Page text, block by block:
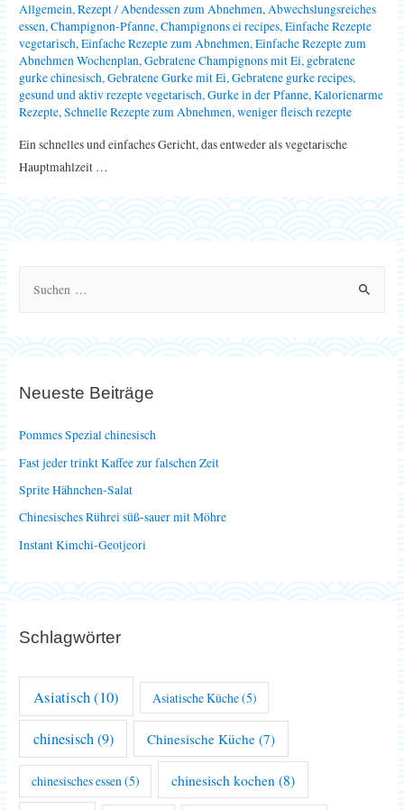
Allgemein,Rezept/Abendessen zum Abnehmen,Abwechslungsreiches
essen,Champignon-Pfanne,Champignons ei recipes,Einfache Rezepte
vegetarisch,Einfache Rezepte zum Abnehmen,Einfache Rezepte zum
Abnehmen Wochenplan,Gebratene Champignons mit Ei, gebratene
gurke chinesisch,Gebratene Gurke mit Ei,Gebratene gurke recipes,
gesund und aktiv rezepte vegetarisch,Gurke in der Pfanne,Kalorienarme
Rezepte,Schnelle Rezepte zum Abnehmen,weniger fleisch rezepte
Ein schnelles und einfaches Gericht, das entweder als vegetarische
Hauptmahlzeit …
n
c
h
:
Neueste Beiträge
Pommes Spezial chinesisch
Fast jeder trinkt Kaffee zur falschen Zeit
Sprite Hähnchen-Salat
Chinesisches Rührei süß-sauer mit Möhre
Instant Kimchi-Geotjeori
Schlagwörter
Asiatisch(10) Asiatische Küche(5)
chinesisch(9) Chinesische Küche (7)
chinesisches essen(5) chinesisch kochen (8)